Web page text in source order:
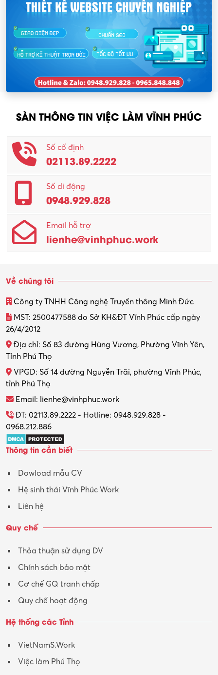
SÀN THÔNG TIN VIỆC LÀM VĨNH PHÚC
Số cố định
02113.89.2222
Số di động
0948.929.828
Email hỗ trợ
lienhe@vinhphuc.work
Về chúng tôi
Công ty TNHH Công nghệ Truyền thông Minh Đức
MST: 2500477588 do Sở KH&ĐT Vĩnh Phúc cấp ngày
26/4/2012
Địa chỉ: Số 83 đường Hùng Vương, Phường Vĩnh Yên,
Tỉnh Phú Thọ
VPGD: Số 14 đường Nguyễn Trãi, phường Vĩnh Phúc,
tỉnh Phú Thọ
Email: lienhe@vinhphuc.work
ĐT: 02113.89.2222 - Hotline: 0948.929.828 -
0968.212.886
Thông tin cần biết
Dowload mẫu CV
Hệ sinh thái Vĩnh Phúc Work
Liên hệ
Quy chế
Thỏa thuận sử dụng DV
Chính sách bảo mật
Cơ chế GQ tranh chấp
Quy chế hoạt động
Hệ thống các Tỉnh
VietNamS.Work
Việc làm Phú Thọ